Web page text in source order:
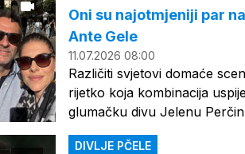
Oni su najotmjeniji par
Ante Gele
11.07.2026 08:00
Različiti svjetovi domaće
rijetko koja kombinacija
glumačku divu Jelenu
DIVLJE PČELE